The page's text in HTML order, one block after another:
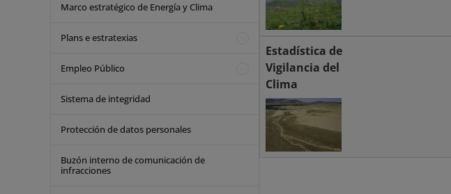
Marco estratégico de Energía y Clima
Plans e estratexias
Empleo Público
Sistema de integridad
Protección de datos personales
Buzón interno de comunicación de
infracciones
Estadística de
Vigilancia del
Clima